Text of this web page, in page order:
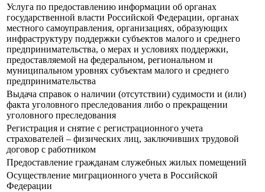
Услуга по предоставлению информации об органах
государственной власти Российской Федерации, органах
местного самоуправления, организациях, образующих
инфраструктуру поддержки субъектов малого и среднего
предпринимательства, о мерах и условиях поддержки,
предоставляемой на федеральном, региональном и
муниципальном уровнях субъектам малого и среднего
предпринимательства
Выдача справок о наличии (отсутствии) судимости и (или)
факта уголовного преследования либо о прекращении
уголовного преследования
Регистрация и снятие с регистрационного учета
страхователей – физических лиц, заключивших трудовой
договор с работником
Предоставление гражданам служебных жилых помещений
Осуществление миграционного учета в Российской
Федерации